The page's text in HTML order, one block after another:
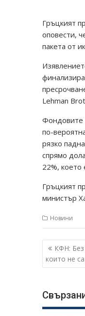
Гръцкият
оповести,
пакета от
Lehman
Фондовите
по-
рязко
спрямо
22%, което
Гръцкият
министър
Новини
КФН: Без
които не